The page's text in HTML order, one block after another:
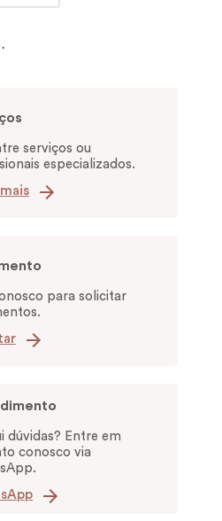
serviços ou
especializados.
para solicitar
dúvidas? Entre em
conosco via